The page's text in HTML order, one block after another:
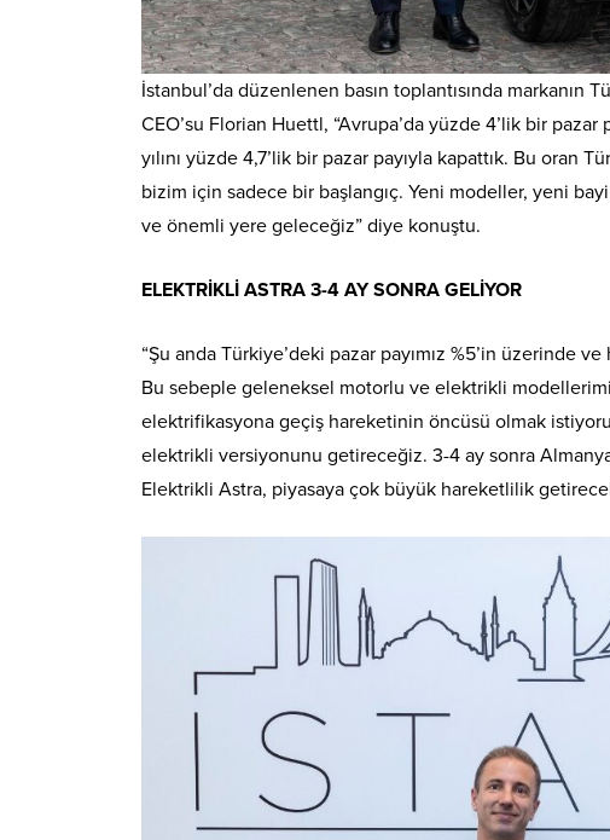
İstanbul’da düzenlenen basın toplantısında
CEO’su Florian Huettl, “Avrupa’da yüzde 4’lik bir
yılını yüzde 4,7’lik bir pazar payıyla kapattık. Bu oran
bizim için sadece bir başlangıç. Yeni modeller, yeni
ve önemli yere geleceğiz” diye konuştu.
ELEKTRİKLİ ASTRA 3-4 AY SONRA GELİYOR
“Şu anda Türkiye’deki pazar payımız %5’in üzerinde
Bu sebeple geleneksel motorlu ve elektrikli
elektrifikasyona geçiş hareketinin öncüsü olmak
elektrikli versiyonunu getireceğiz. 3-4 ay sonra
Elektrikli Astra, piyasaya çok büyük hareketlilik